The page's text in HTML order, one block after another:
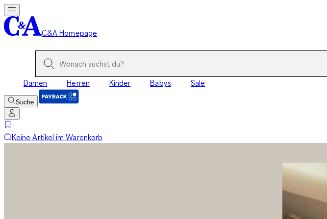
C&A Homepage
Damen Herren Kinder Babys Sale
Suche
Keine Artikel im Warenkorb